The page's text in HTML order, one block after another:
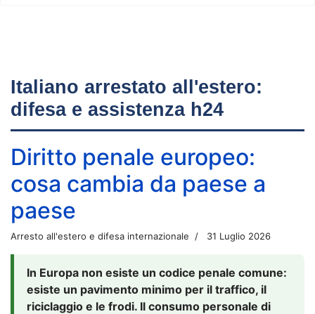
Italiano arrestato all'estero:
difesa e assistenza h24
Diritto penale europeo:
cosa cambia da paese a
paese
Arresto all'estero e difesa internazionale 31 Luglio 2026
In Europa non esiste un codice penale comune:
esiste un pavimento minimo per il traffico, il
riciclaggio e le frodi. Il consumo personale di